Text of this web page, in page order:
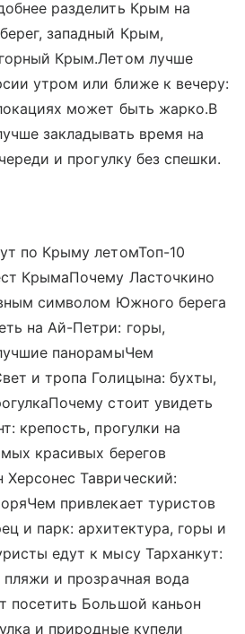
разделить Крым на
западный Крым,
Крым.Летом лучше
утром или ближе к вечеру:
может быть жарко.В
закладывать время на
и прогулку без спешки.
по Крыму летомТоп-10
КрымаПочему Ласточкино
символом Южного берега
на Ай-Петри: горы,
панорамыЧем
и тропа Голицына: бухты,
стоит увидеть
крепость, прогулки на
красивых берегов
Таврический:
привлекает туристов
и парк: архитектура, горы и
едут к мысу Тарханкут:
и прозрачная вода
посетить Большой каньон
и природные купели